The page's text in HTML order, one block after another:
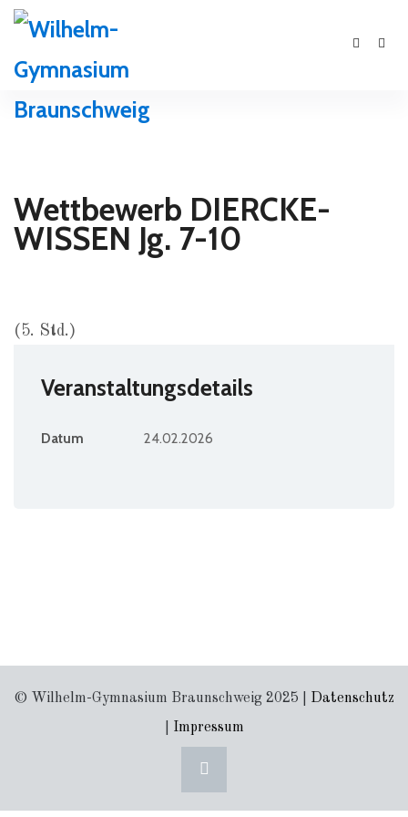
Wettbewerb DIERCKE-
WISSEN Jg. 7-10
(5. Std.)
Veranstaltungsdetails
Datum 24.02.2026
© Wilhelm-Gymnasium Braunschweig 2025 | Datenschutz
Impressum